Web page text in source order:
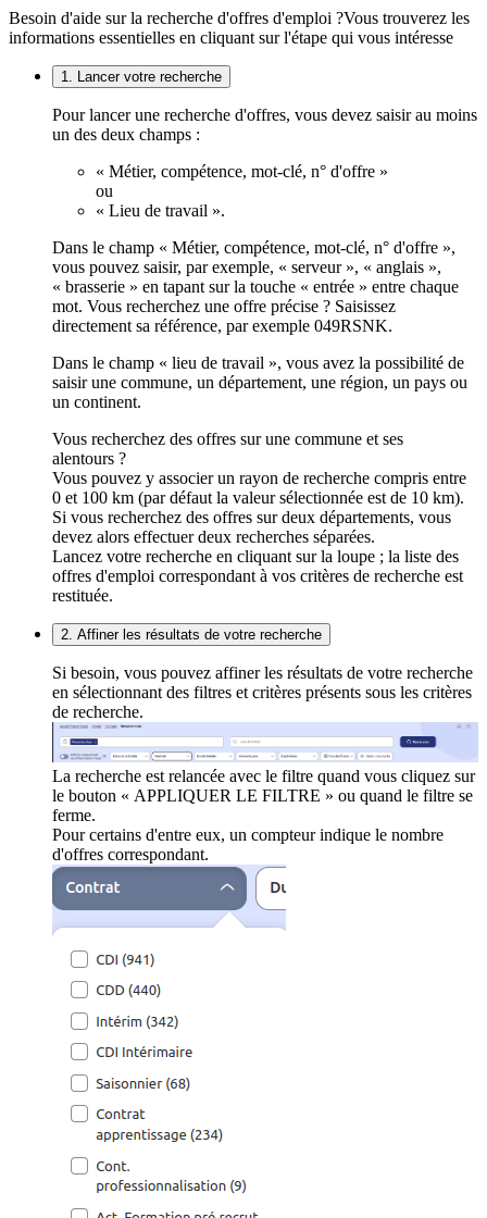
Besoin d'aide sur la recherche d'offres d'emploi ?Vous trouverez les
informations essentielles en cliquant sur l'étape qui vous intéresse
1. Lancer votre recherche
Pour lancer une recherche d'offres, vous devez saisir au moins
un des deux champs :
« Métier, compétence, mot-clé, n° d'offre »
ou
« Lieu de travail ».
Dans le champ « Métier, compétence, mot-clé, n° d'offre »,
vous pouvez saisir, par exemple, « serveur », « anglais »,
« brasserie » en tapant sur la touche « entrée » entre chaque
mot. Vous recherchez une offre précise ? Saisissez
directement sa référence, par exemple 049RSNK.
Dans le champ « lieu de travail », vous avez la possibilité de
saisir une commune, un département, une région, un pays ou
un continent.
Vous recherchez des offres sur une commune et ses
alentours ?
Vous pouvez y associer un rayon de recherche compris entre
0 et 100 km (par défaut la valeur sélectionnée est de 10 km).
Si vous recherchez des offres sur deux départements, vous
devez alors effectuer deux recherches séparées.
Lancez votre recherche en cliquant sur la loupe ; la liste des
offres d'emploi correspondant à vos critères de recherche est
restituée.
2. Affiner les résultats de votre recherche
Si besoin, vous pouvez affiner les résultats de votre recherche
en sélectionnant des filtres et critères présents sous les critères
de recherche.
La recherche est relancée avec le filtre quand vous cliquez sur
le bouton « APPLIQUER LE FILTRE » ou quand le filtre se
ferme.
Pour certains d'entre eux, un compteur indique le nombre
d'offres correspondant.